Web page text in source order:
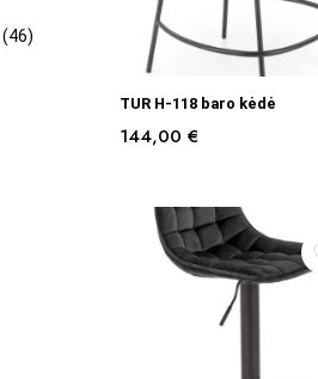
Į KREPŠELĮ
TUR H-118 baro kėdė
144,00 €
(46)